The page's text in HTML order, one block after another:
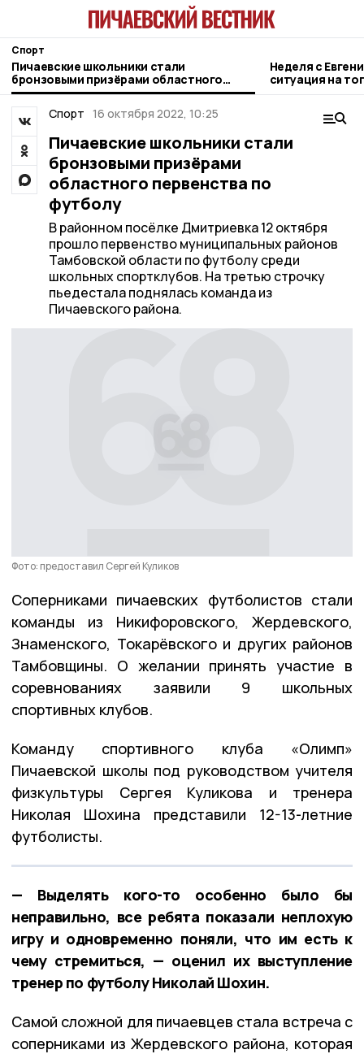
Спорт
Пичаевские школьники стали
бронзовыми призёрами областного
первенства по футболу
Неделя с
ситуация на
городе и
Спорт 16 октября 2022, 10:25
Пичаевские школьники стали
бронзовыми призёрами
областного первенства по
футболу
В районном посёлке Дмитриевка 12 октября
прошло первенство муниципальных районов
Тамбовской области по футболу среди
школьных спортклубов. На третью строчку
пьедестала поднялась команда из
Пичаевского района.
Фото: предоставил Сергей Куликов
Соперниками пичаевских футболистов стали
команды из Никифоровского, Жердевского,
Знаменского, Токарёвского и других районов
Тамбовщины. О желании принять участие в
соревнованиях заявили 9 школьных
спортивных клубов.
Команду спортивного клуба «Олимп»
Пичаевской школы под руководством учителя
физкультуры Сергея Куликова и тренера
Николая Шохина представили 12-13-летние
футболисты.
— Выделять кого-то особенно было бы
неправильно, все ребята показали неплохую
игру и одновременно поняли, что им есть к
чему стремиться, — оценил их выступление
тренер по футболу Николай Шохин.
Самой сложной для пичаевцев стала встреча с
соперниками из Жердевского района, которая